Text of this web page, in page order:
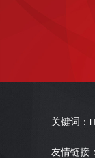
关键词：
友情链接：